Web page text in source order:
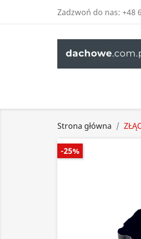
Zadzwoń do nas: +48
Strona główna
-25%